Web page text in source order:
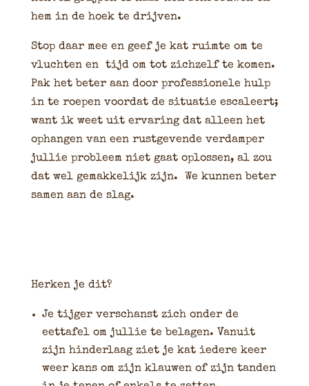
hem in de hoek te drijven.
Stop daar mee en geef je kat ruimte om te
vluchten en tijd om tot zichzelf te komen.
Pak het beter aan door professionele hulp
in te roepen voordat de situatie escaleert;
want ik weet uit ervaring dat alleen het
ophangen van een rustgevende verdamper
jullie probleem niet gaat oplossen, al zou
dat wel gemakkelijk zijn. We kunnen beter
samen aan de slag.
Herken je dit?
Je tijger verschanst zich onder de
eettafel om jullie te belagen. Vanuit
zijn hinderlaag ziet je kat iedere keer
weer kans om zijn klauwen of zijn tanden